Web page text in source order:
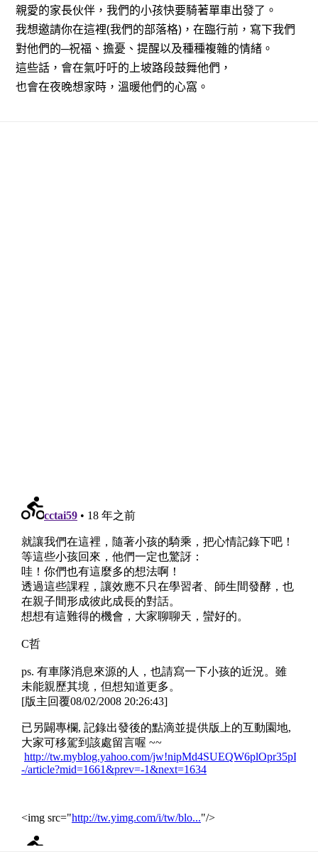
親愛的家長伙伴，我們的小孩快要騎著單車出發了。
我想邀請你在這裡(我們的部落格)，在臨行前，寫下我們
對他們的─祝福、擔憂、提醒以及種種複雜的情緒。
這些話，會在氣吁吁的上坡路段鼓舞他們，
也會在夜晚想家時，溫暖他們的心窩。